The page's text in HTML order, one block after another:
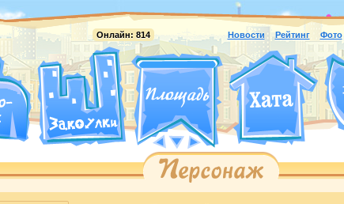
Онлайн: 814 Новости Рейтинг Фото